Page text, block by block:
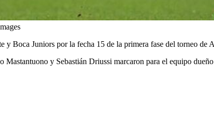
y Boca Juniors por la fecha 15 de la primera fase del torneo
Mastantuono y Sebastián Driussi marcaron para el equipo